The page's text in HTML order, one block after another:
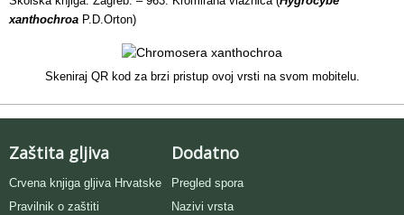
xanthochroa P.D.Orton)
Skeniraj QR kod za brzi pristup ovoj vrsti na svom mobitelu.
Zaštita gljiva
Crvena knjiga gljiva Hrvatske
Pravilnik o zaštiti
Dodatno
Pregled spora
Nazivi vrsta